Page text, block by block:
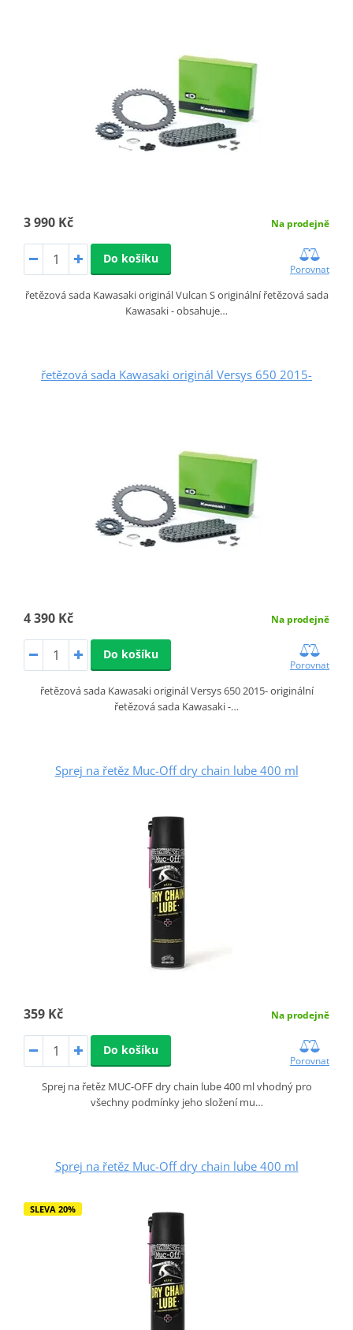
3 990 Kč Na prodejně
Do košíku
Porovnat
řetězová sada Kawasaki originál Vulcan S originální řetězová sada
Kawasaki - obsahuje…
řetězová sada Kawasaki originál Versys 650 2015-
4 390 Kč Na prodejně
Do košíku
Porovnat
řetězová sada Kawasaki originál Versys 650 2015- originální
řetězová sada Kawasaki -…
Sprej na řetěz Muc-Off dry chain lube 400 ml
359 Kč Na prodejně
Do košíku
Porovnat
Sprej na řetěz MUC-OFF dry chain lube 400 ml vhodný pro
všechny podmínky jeho složení mu…
Sprej na řetěz Muc-Off dry chain lube 400 ml
SLEVA 20%